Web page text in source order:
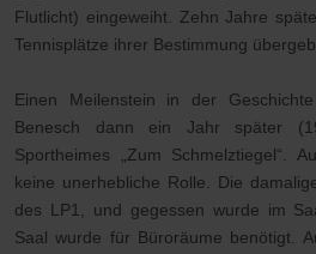
Flutlicht) eingeweiht. Zehn Jahre
Tennisplätze ihrer Bestimmung
Einen Meilenstein in der
Benesch dann ein Jahr später
Sportheimes „Zum Schmelztiegel“.
keine unerhebliche Rolle. Die
des LP1, und gegessen wurde im
Saal wurde für Büroräume benötigt.